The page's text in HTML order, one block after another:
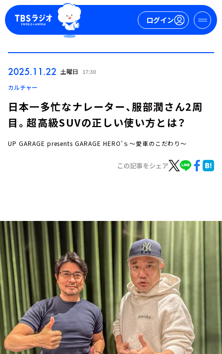
ログイン
お知らせ
イベント・グッズ
YouTube
会社情報
2025.11.22 土曜日 17:30
カルチャー
日本一多忙なナレーター、服部潤さん2周
目。超高級SUVの正しい使い方とは？
UP GARAGE presents GARAGE HERO’ｓ～愛車のこだわり～
この記事をシェア